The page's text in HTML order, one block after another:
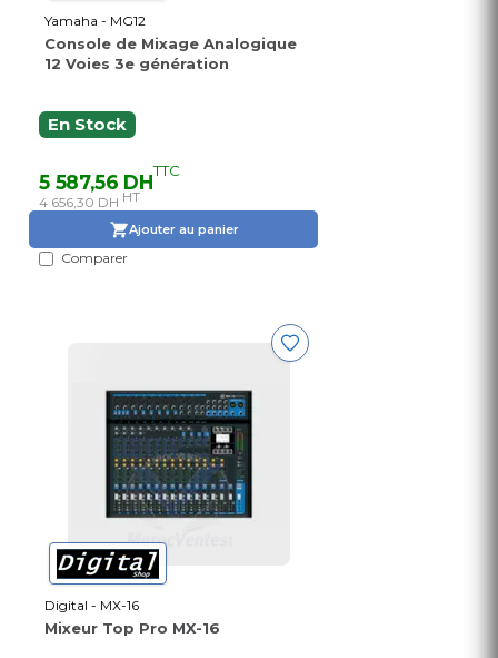
Yamaha - MG12
Console de Mixage Analogique
12 Voies 3e génération
En Stock
5 587,56 DHTTC
4 656,30 DH HT
Ajouter au panier
Comparer
Digital - MX-16
Mixeur Top Pro MX-16